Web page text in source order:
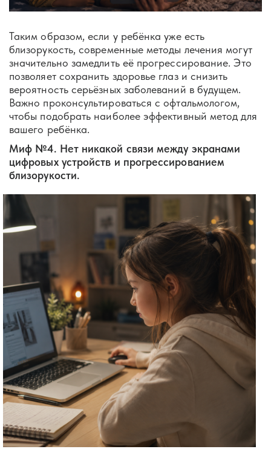
Таким образом, если у ребёнка уже есть
близорукость, современные методы лечения могут
значительно замедлить её прогрессирование. Это
позволяет сохранить здоровье глаз и снизить
вероятность серьёзных заболеваний в будущем.
Важно проконсультироваться с офтальмологом,
чтобы подобрать наиболее эффективный метод для
вашего ребёнка.
Миф №4. Нет никакой связи между экранами
цифровых устройств и прогрессированием
близорукости.